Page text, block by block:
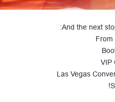
And the next
From
VIP
Las Vegas